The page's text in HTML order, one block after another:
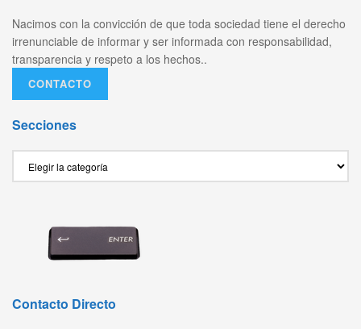
Nacimos con la convicción de que toda sociedad tiene el derecho
irrenunciable de informar y ser informada con responsabilidad,
transparencia y respeto a los hechos..
CONTACTO
Secciones
Contacto Directo